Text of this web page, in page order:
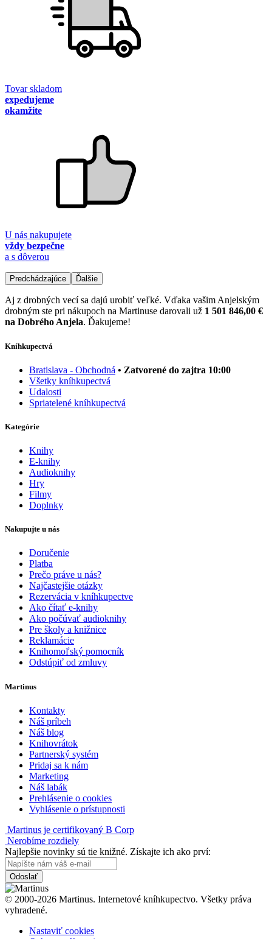
Tovar skladom
expedujeme
okamžite
U nás nakupujete
vždy bezpečne
a s dôverou
Predchádzajúce Ďalšie
Aj z drobných vecí sa dajú urobiť veľké. Vďaka vašim Anjelským
drobným ste pri nákupoch na Martinuse darovali už 1 501 846,00 €
na Dobrého Anjela. Ďakujeme!
Kníhkupectvá
Bratislava - Obchodná • Zatvorené do zajtra 10:00
Všetky kníhkupectvá
Udalosti
Spriatelené kníhkupectvá
Kategórie
Knihy
E-knihy
Audioknihy
Hry
Filmy
Doplnky
Nakupujte u nás
Doručenie
Platba
Prečo práve u nás?
Najčastejšie otázky
Rezervácia v kníhkupectve
Ako čítať e-knihy
Ako počúvať audioknihy
Pre školy a knižnice
Reklamácie
Knihomoľský pomocník
Odstúpiť od zmluvy
Martinus
Kontakty
Náš príbeh
Náš blog
Knihovrátok
Partnerský systém
Pridaj sa k nám
Marketing
Náš labák
Prehlásenie o cookies
Vyhlásenie o prístupnosti
Martinus je certifikovaný B Corp
Nerobíme rozdiely
Najlepšie novinky sú tie knižné. Získajte ich ako prví:
Odoslať
© 2000-2026 Martinus. Internetové kníhkupectvo. Všetky práva
vyhradené.
Nastaviť cookies